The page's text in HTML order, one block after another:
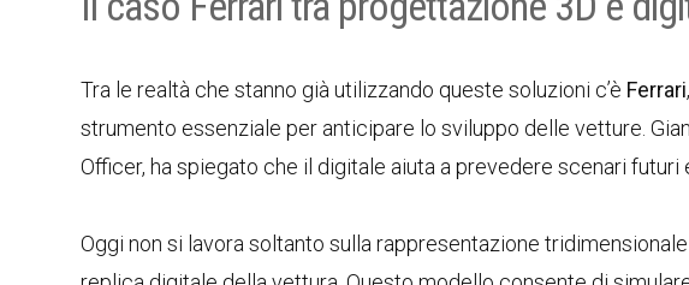
Tra le realtà che stanno già utilizzando queste soluzioni c’è Ferrari
strumento essenziale per anticipare lo sviluppo delle vetture.
Officer, ha spiegato che il digitale aiuta a prevedere scenari
Oggi non si lavora soltanto sulla rappresentazione